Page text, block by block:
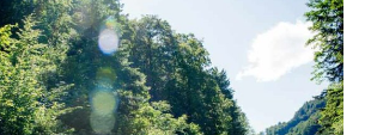
I
Danmark